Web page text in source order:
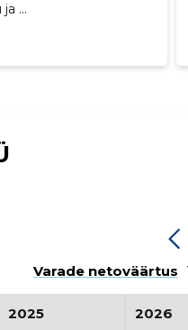
...
Varade netoväärtus
2025 2026